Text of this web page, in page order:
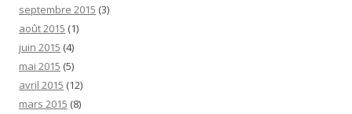
septembre 2015 (3)
août 2015 (1)
juin 2015 (4)
mai 2015 (5)
avril 2015 (12)
mars 2015 (8)